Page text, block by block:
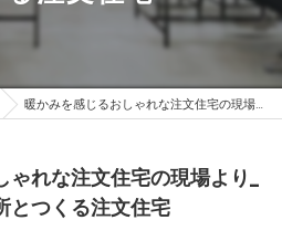
暖かみを感じるおしゃれな注文住宅の現場より_東広島で設計事務所とつくる注文住宅
ゃれな注文住宅の現場より_
とつくる注文住宅